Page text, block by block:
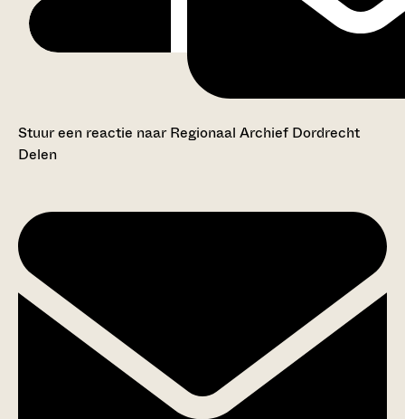
Stuur een reactie naar Regionaal Archief Dordrecht
Delen